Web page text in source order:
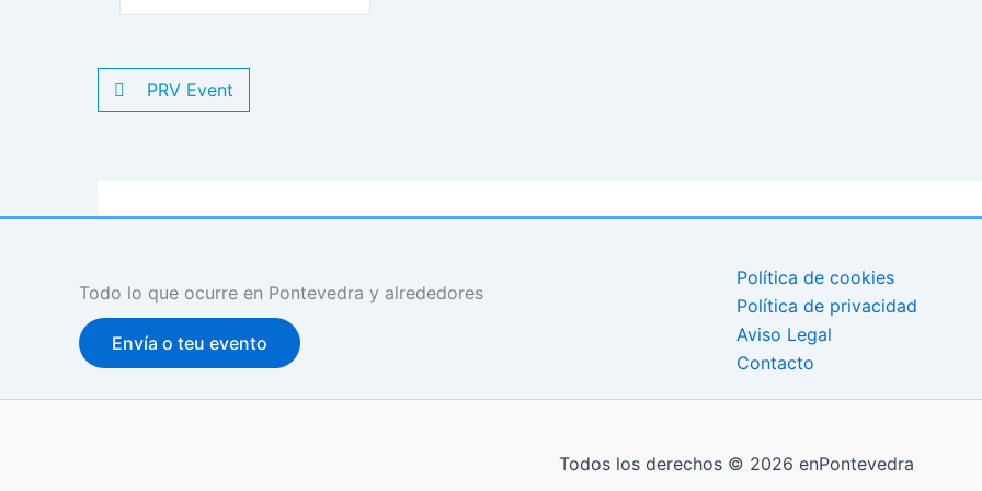
PRV Event
Todo lo que ocurre en Pontevedra y alrededores
Envía o teu evento
Política de cookies
Política de privacidad
Aviso Legal
Contacto
Todos los derechos © 2026 enPontevedra